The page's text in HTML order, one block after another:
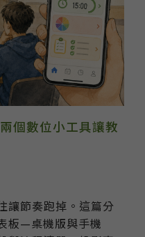
個數位小工具讓教
讓節奏跑掉。這篇分
板—桌機版與手機